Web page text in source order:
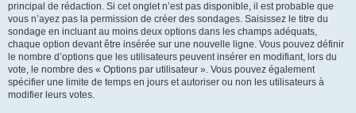
principal de rédaction. Si cet onglet n’est pas disponible, il est probable que
vous n’ayez pas la permission de créer des sondages. Saisissez le titre du
sondage en incluant au moins deux options dans les champs adéquats,
chaque option devant être insérée sur une nouvelle ligne. Vous pouvez définir
le nombre d’options que les utilisateurs peuvent insérer en modifiant, lors du
vote, le nombre des « Options par utilisateur ». Vous pouvez également
spécifier une limite de temps en jours et autoriser ou non les utilisateurs à
modifier leurs votes.